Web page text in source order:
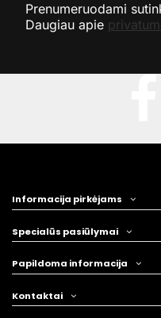
Prenumeruodami
Daugiau apie
Informacija pirkėjams
Specialūs pasiūlymai
Papildoma informacija
Kontaktai